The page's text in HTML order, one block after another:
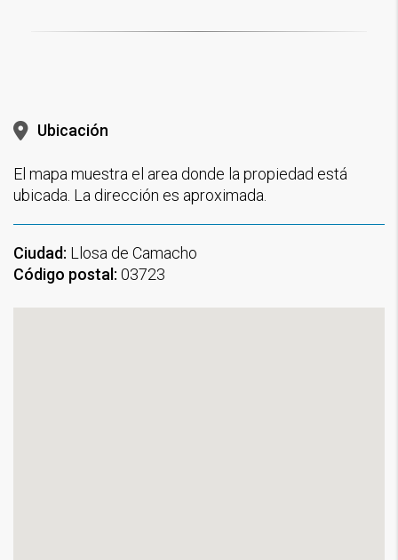
Ubicación
El mapa muestra el area donde la propiedad está
ubicada. La dirección es aproximada.
Ciudad: Llosa de Camacho
Código postal: 03723